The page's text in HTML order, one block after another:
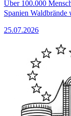
Über 100.000
Spanien Waldbrände
25.07.2026